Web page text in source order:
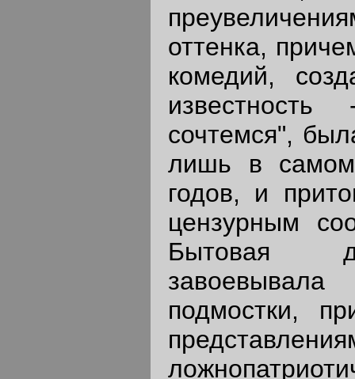
оттенка,
комедий,
сочтемся",
лишь в самом
годов, и
цензурным
Бытовая
подмостки,